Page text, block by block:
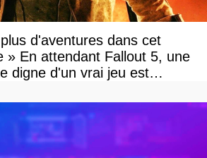
d'aventures dans cet
» En attendant Fallout 5, une
digne d'un vrai jeu est